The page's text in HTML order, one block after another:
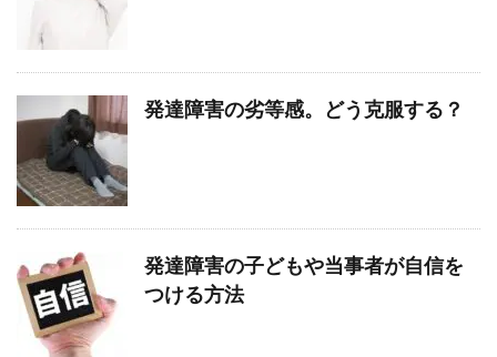
発達障害の劣等感。どう克服する？
発達障害の子どもや当事者が自信を
つける方法